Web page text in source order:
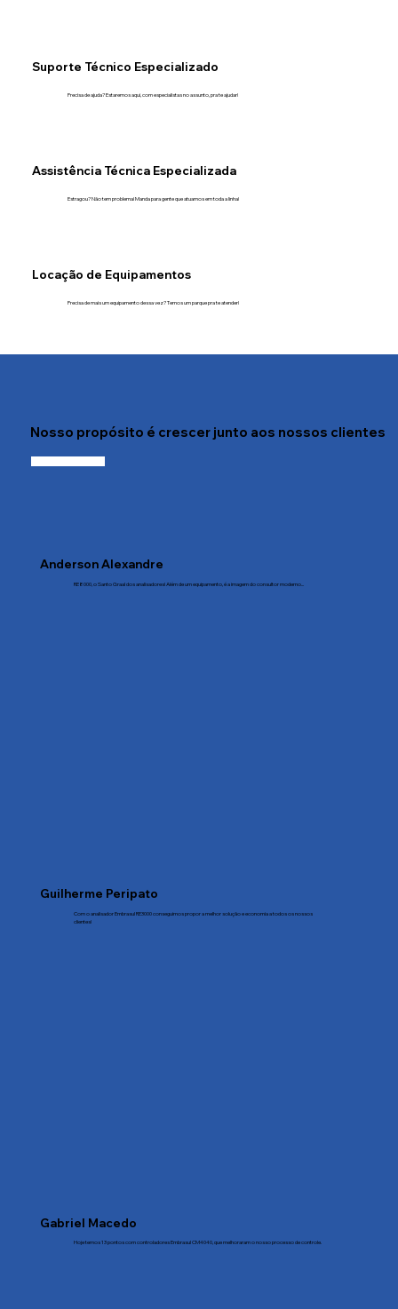
Suporte Técnico Especializado
Precisa de ajuda? Estaremos aqui, com especialistas no assunto, pra te ajudar!
Assistência Técnica Especializada
Estragou? Não tem problema! Manda para gente que atuamos em toda a linha!
Locação de Equipamentos
Precisa de mais um equipamento dessa vez? Temos um parque pra te atender!
Nosso propósito é crescer junto aos nossos clientes
Anderson Alexandre
RE8000, o Santo Graal dos analisadores! Além de um equipamento, é a imagem do consultor moderno...
Guilherme Peripato
Com o analisador Embrasul RE3000 conseguimos propor a melhor solução e economia a todos os nossos
clientes!
Gabriel Macedo
Hoje temos 13 pontos com controladores Embrasul CM4040, que melhoraram o nosso processo de controle.